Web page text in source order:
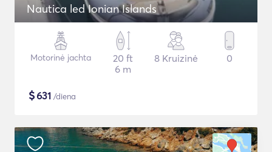
Nautica led Ionian Islands
Motorinė jachta
20 ft
6 m
8 Kruizinė 0
$631 /diena